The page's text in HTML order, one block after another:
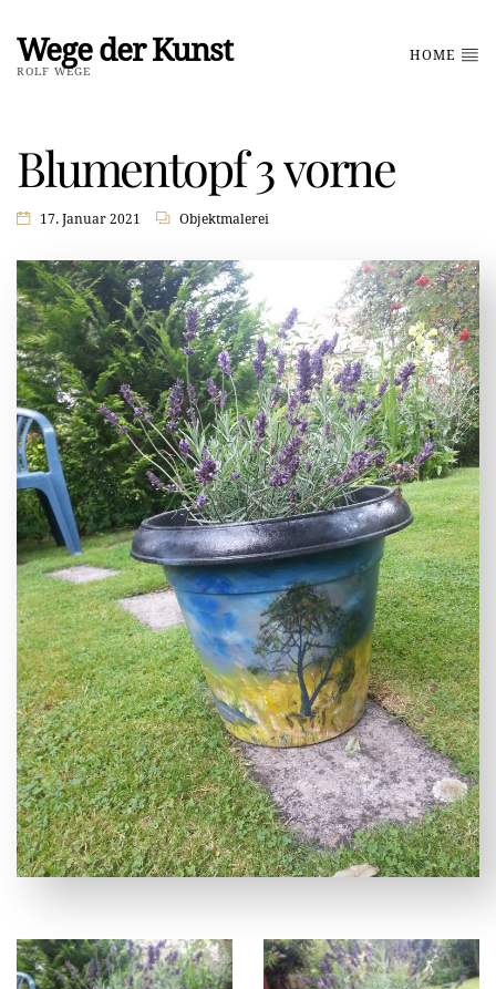
Wege der Kunst
ROLF WEGE
HOME
Blumentopf 3 vorne
17. Januar 2021 Objektmalerei